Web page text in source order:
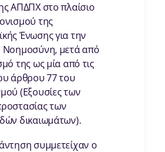
ΑΠΔΠΧ στο πλαίσιο
της
Ένωσης για την
Νοημοσύνη, μετά από
της ως μία από τις
άρθρου 77 του
(Εξουσίες των
των
δικαιωμάτων).
συμμετείχαν ο